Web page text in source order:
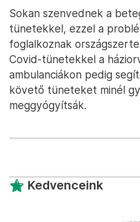
Sokan szenvednek a
tünetekkel, ezzel a
foglalkoznak
Covid-tünetekkel a
ambulanciákon pedig
követő tüneteket minél
meggyógyítsák.
Kedvenceink